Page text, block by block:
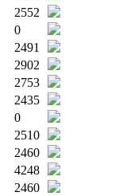
2552
0
2491
2902
2753
2435
0
2510
2460
4248
2460